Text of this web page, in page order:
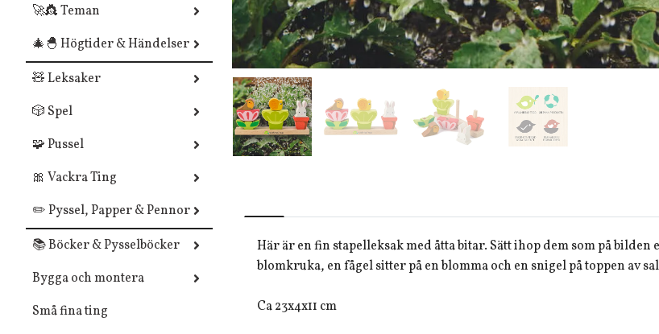
🚀👸 Teman
🎄🐣 Högtider & Händelser
🧸 Leksaker
🎲 Spel
🧩 Pussel
🎀 Vackra Ting
✏️ Pyssel, Papper & Pennor
📚 Böcker & Pysselböcker
Bygga och montera
Små fina ting
Här är en fin stapelleksak med åtta bitar. Sätt ihop dem som på
blomkruka, en fågel sitter på en blomma och en snigel på toppen av
Ca 23x4x11 cm